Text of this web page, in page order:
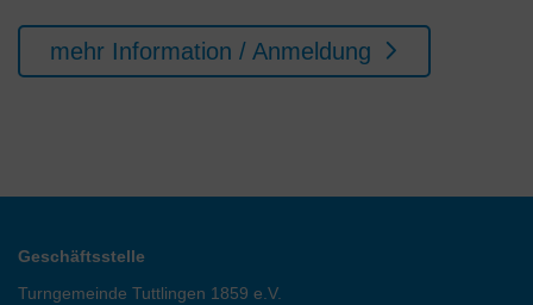
mehr Information / Anmeldung
Geschäftsstelle
Turngemeinde Tuttlingen 1859 e.V.